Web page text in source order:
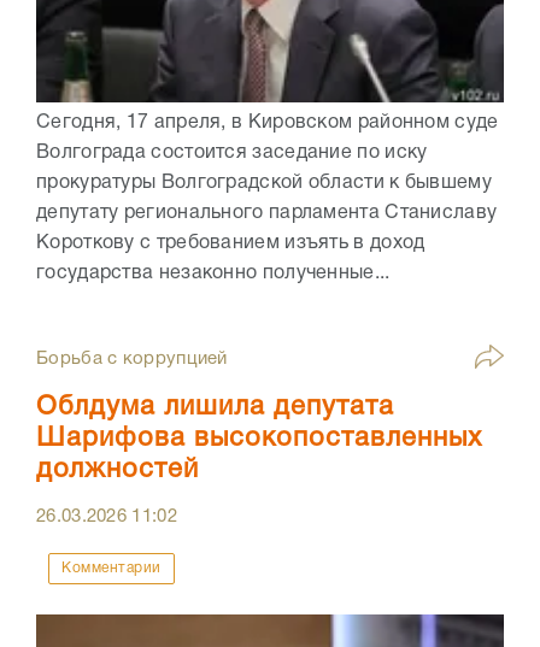
Сегодня, 17 апреля, в Кировском районном суде
Волгограда состоится заседание по иску
прокуратуры Волгоградской области к бывшему
депутату регионального парламента Станиславу
Короткову с требованием изъять в доход
государства незаконно полученные...
Борьба с коррупцией
Облдума лишила депутата
Шарифова высокопоставленных
должностей
26.03.2026 11:02
Комментарии